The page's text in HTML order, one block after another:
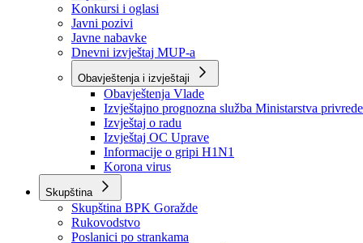
Sve vijesti
Izdvojeno
Najave
Konkursi i oglasi
Javni pozivi
Javne nabavke
Dnevni izvještaj MUP-a
Obavještenja i izvještaji
Obavještenja Vlade
Izvještajno prognozna služba Ministarstva privrede
Izvještaj o radu
Izvještaj OC Uprave
Informacije o gripi H1N1
Korona virus
Skupština